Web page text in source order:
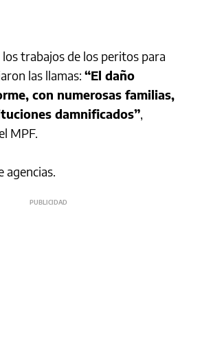
trabajos de los peritos para
las llamas: “El daño
con numerosas familias,
damnificados”,
MPF.
agencias.